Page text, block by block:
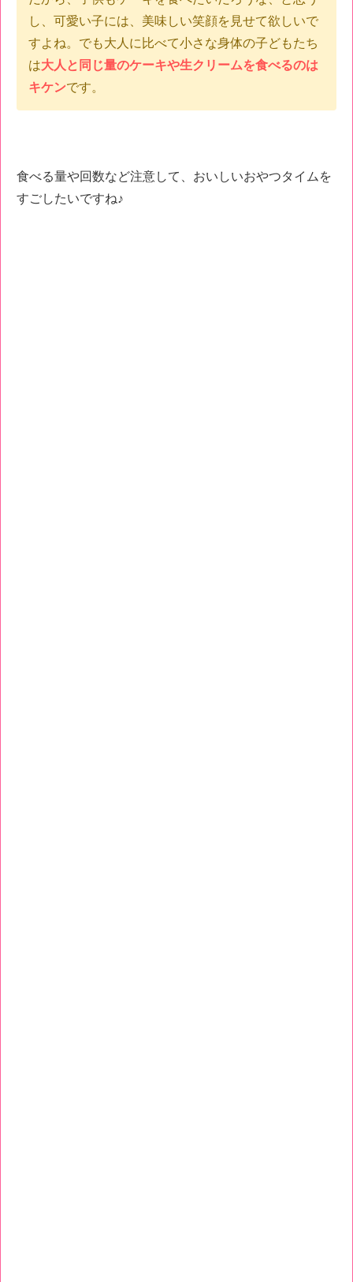
し、 可愛い子には、美味しい笑顔を見せて欲しいで
すよね。でも大人に比べて小さな身体の子どもたち
は大人と同じ量のケーキや生クリームを食べるのは
キケンです。
食べる量や回数など注意して、おいしいおやつタイムを
すごしたいですね♪